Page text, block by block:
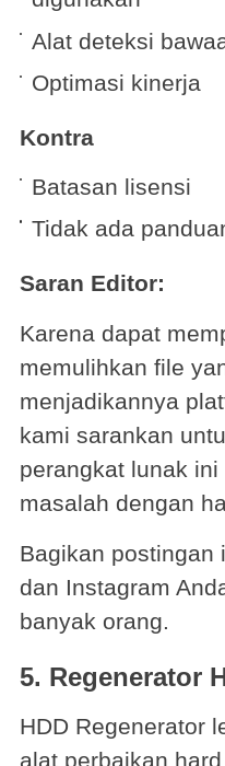
Alat deteksi
Optimasi kinerja
Kontra
Batasan lisensi
Tidak ada
Saran Editor:
Karena dapat
memulihkan file
menjadikannya
kami sarankan
perangkat lunak
masalah dengan
Bagikan postingan
dan Instagram
banyak orang.
5. Regenerator
HDD Regenerator
alat perbaikan